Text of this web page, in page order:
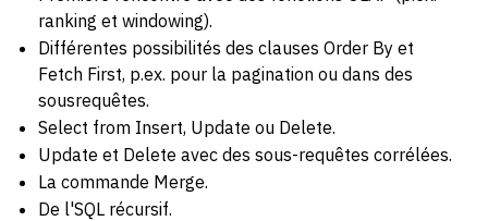
ranking et windowing).
Différentes possibilités des clauses Order By et
Fetch First, p.ex. pour la pagination ou dans des
sousrequêtes.
Select from Insert, Update ou Delete.
Update et Delete avec des sous-requêtes corrélées.
La commande Merge.
De l'SQL récursif.